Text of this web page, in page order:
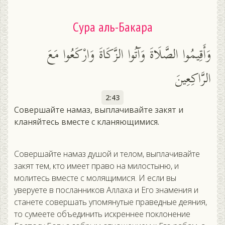
Сура аль-Бакара
وَأَقِيمُوا الصَّلَاةَ وَآتُوا الزَّكَاةَ وَارْكَعُوا مَعَ
الرَّاكِعِينَ
2:43
Совершайте намаз, выплачивайте закят и
кланяйтесь вместе с кланяющимися.
Совершайте намаз душой и телом, выплачивайте
закят тем, кто имеет право на милостыню, и
молитесь вместе с молящимися. И если вы
уверуете в посланников Аллаха и Его знамения и
станете совершать упомянутые праведные деяния,
то сумеете объединить искреннее поклонение